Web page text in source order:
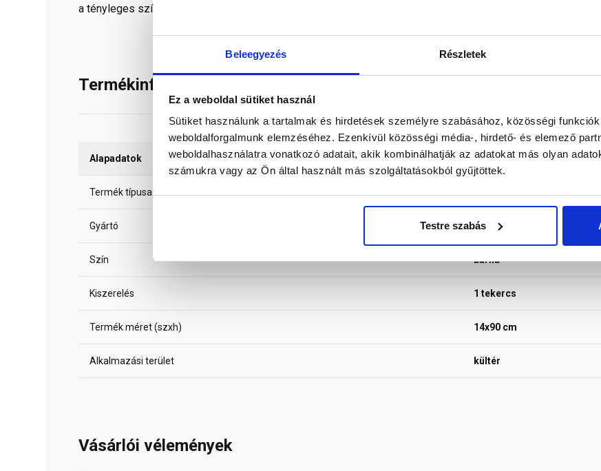
Beleegyezés Részletek
Ez a weboldal sütiket használ
Sütiket használunk a tartalmak és hirdetések személyre szabásához, közösségi
weboldalforgalmunk elemzéséhez. Ezenkívül közösségi média-, hirdető- és elemező
weboldalhasználatra vonatkozó adatait, akik kombinálhatják az adatokat más olyan
számukra vagy az Ön által használt más szolgáltatásokból gyűjtöttek.
Testre szabás
a tényleges színektől.
Termékinformáció
Alapadatok
Termék típusa vápalezáró szalag
Gyártó Tondach-Wienerberger
Szín barna
Kiszerelés 1 tekercs
Termék méret (szxh) 14x90 cm
Alkalmazási terület kültér
Vásárlói vélemények